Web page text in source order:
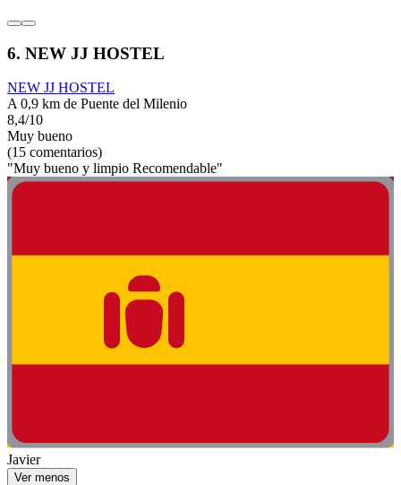
6. NEW JJ HOSTEL
NEW JJ HOSTEL
A 0,9 km de Puente del Milenio
8,4/10
Muy bueno
(15 comentarios)
"Muy bueno y limpio Recomendable"
Javier
Ver menos